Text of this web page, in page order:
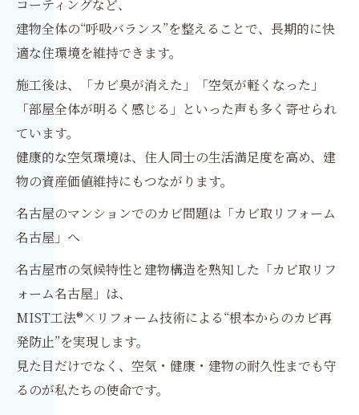
コーティングなど、
建物全体の“呼吸バランス”を整えることで、長期的に快
適な住環境を維持できます。
施工後は、「カビ臭が消えた」「空気が軽くなった」
「部屋全体が明るく感じる」といった声も多く寄せられ
ています。
健康的な空気環境は、住人同士の生活満足度を高め、建
物の資産価値維持にもつながります。
名古屋のマンションでのカビ問題は「カビ取リフォーム
名古屋」へ
名古屋市の気候特性と建物構造を熟知した「カビ取リフ
ォーム名古屋」は、
MIST工法®×リフォーム技術による“根本からのカビ再
発防止”を実現します。
見た目だけでなく、空気・健康・建物の耐久性までも守
るのが私たちの使命です。